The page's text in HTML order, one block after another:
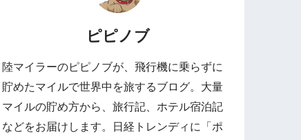
ピピノブ
陸マイラーのピピノブが、飛行機に乗らずに
貯めたマイルで世界中を旅するブログ。大量
マイルの貯め方から、旅行記、ホテル宿泊記
などをお届けします。日経トレンディに「ポ